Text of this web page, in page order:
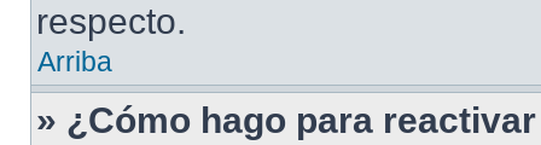
respecto.
Arriba
» ¿Cómo hago para